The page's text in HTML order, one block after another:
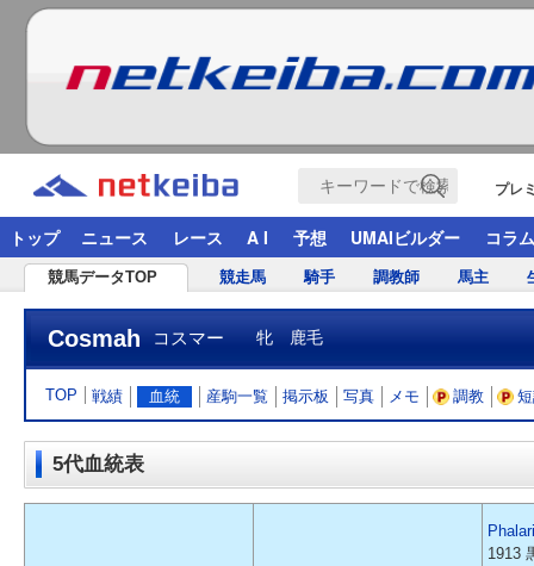
プレ
トップ ニュース レース A I 予想 UMAIビルダー コラム
競馬データTOP 競走馬 騎手 調教師 馬主
Cosmah コスマー 牝 鹿毛
TOP 戦績 血統 産駒一覧 掲示板 写真 メモ 調教
5代血統表
1913